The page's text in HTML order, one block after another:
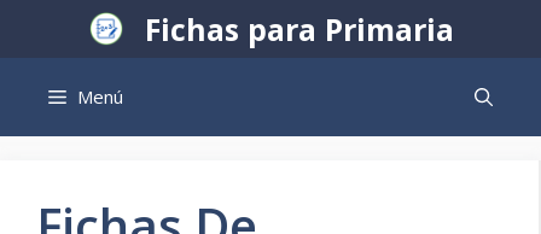
Fichas para Primaria
Menú